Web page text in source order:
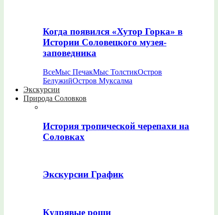
Когда появился «Хутор Горка» в
Истории Соловецкого музея-
заповедника
ВсеМыс ПечакМыс ТолстикОстров
БелужийОстров Муксалма
Экскурсии
Природа Соловков
История тропической черепахи на
Соловках
Экскурсии График
Кудрявые рощи